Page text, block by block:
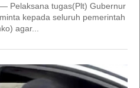
Pelaksana tugas(Plt) Gubernur
kepada seluruh pemerintah
agar...